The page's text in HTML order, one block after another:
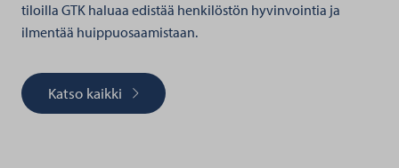
tiloilla GTK haluaa edistää henkilöstön hyvinvointia ja
ilmentää huippuosaamistaan.
Katso kaikki